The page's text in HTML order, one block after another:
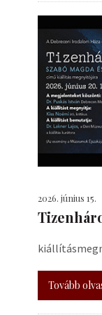
2026. június 15.
Tovább